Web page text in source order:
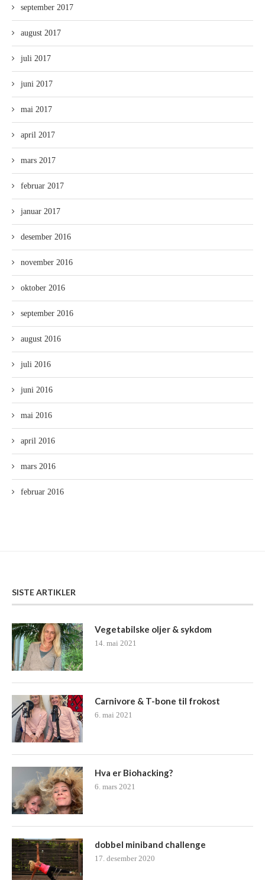
september 2017
august 2017
juli 2017
juni 2017
mai 2017
april 2017
mars 2017
februar 2017
januar 2017
desember 2016
november 2016
oktober 2016
september 2016
august 2016
juli 2016
juni 2016
mai 2016
april 2016
mars 2016
februar 2016
SISTE ARTIKLER
Vegetabilske oljer & sykdom
14. mai 2021
Carnivore & T-bone til frokost
6. mai 2021
Hva er Biohacking?
6. mars 2021
dobbel miniband challenge
17. desember 2020